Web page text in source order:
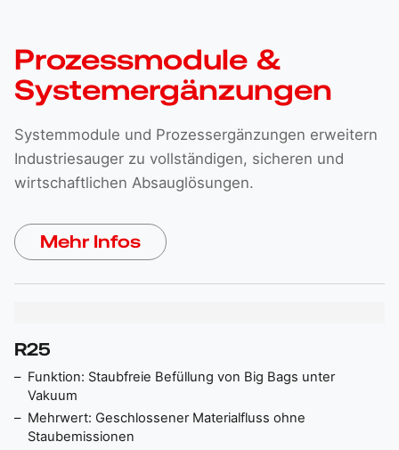
Prozessmodule &
Systemergänzungen
Systemmodule und Prozessergänzungen erweitern
Industriesauger zu vollständigen, sicheren und
wirtschaftlichen Absauglösungen.
Mehr Infos
R25
Funktion: Staubfreie Befüllung von Big Bags unter
Vakuum
Mehrwert: Geschlossener Materialfluss ohne
Staubemissionen